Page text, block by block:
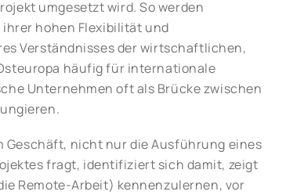
umgesetzt wird. So werden
hohen Flexibilität und
Verständnisses der wirtschaftlichen,
häufig für internationale
Unternehmen oft als Brücke zwischen
Geschäft, nicht nur die Ausführung eines
fragt, identifiziert sich damit, zeigt
Remote-Arbeit) kennenzulernen, vor